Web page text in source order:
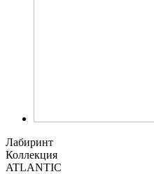
Лабиринт
Коллекция
ATLANTIC